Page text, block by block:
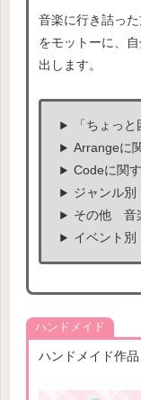
音楽に行き詰っ
をモットーに、
出します。
「ちょっ
Arrangeに
Codeに関
ジャンル
その他 音
イベント
ハンドメイド
ハンドメイド作